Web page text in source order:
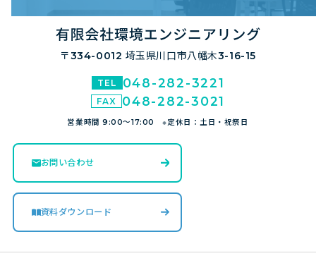
〒334-0012 埼玉県川口市八幡木3-16-15
048-282-3221
048-282-3021
営業時間 9:00～17:00 ※定休日：土日・祝祭日
お問い合わせ
資料ダウンロード